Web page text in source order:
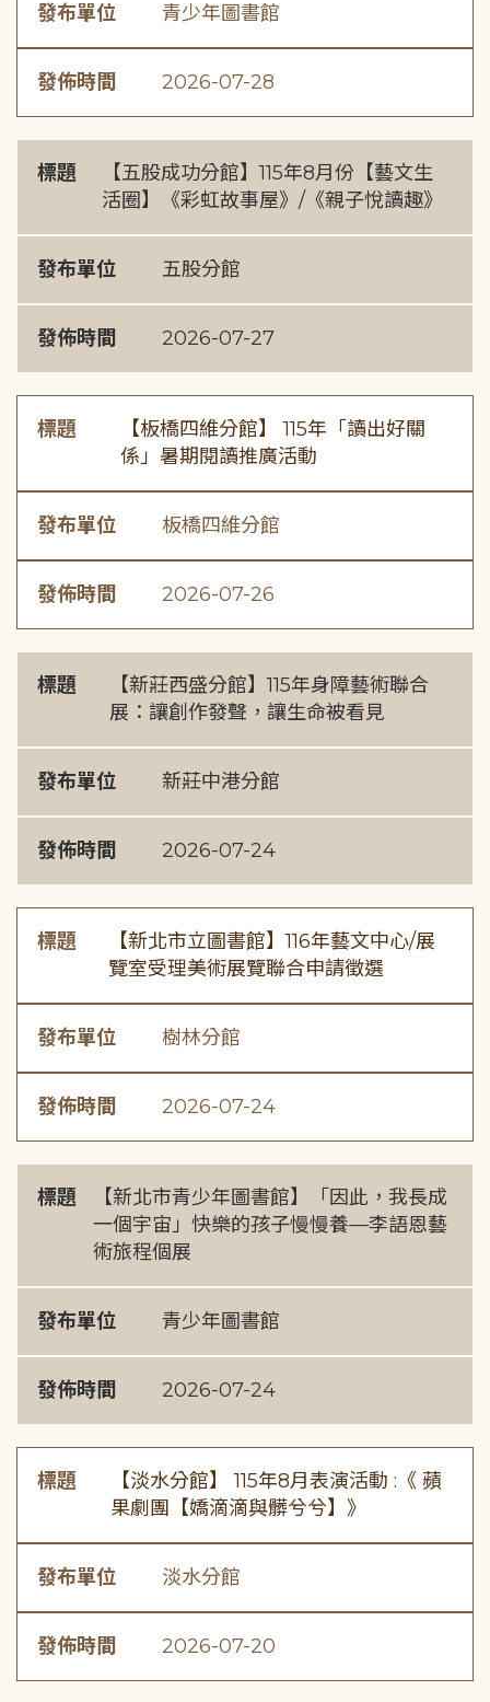
發布單位 青少年圖書館
發佈時間 2026-07-28
標題
【五股成功分館】115年8月份【藝文生
活圈】《彩虹故事屋》/《親子悅讀趣》
發布單位 五股分館
發佈時間 2026-07-27
標題
【板橋四維分館】 115年「讀出好關
係」暑期閱讀推廣活動
發布單位 板橋四維分館
發佈時間 2026-07-26
標題
【新莊西盛分館】115年身障藝術聯合
展：讓創作發聲，讓生命被看見
發布單位 新莊中港分館
發佈時間 2026-07-24
標題
【新北市立圖書館】116年藝文中心/展
覽室受理美術展覽聯合申請徵選
發布單位 樹林分館
發佈時間 2026-07-24
標題
【新北市青少年圖書館】「因此，我長成
一個宇宙」快樂的孩子慢慢養—李語恩藝
術旅程個展
發布單位 青少年圖書館
發佈時間 2026-07-24
標題
【淡水分館】 115年8月表演活動 :《 蘋
果劇團【嬌滴滴與髒兮兮】》
發布單位 淡水分館
發佈時間 2026-07-20